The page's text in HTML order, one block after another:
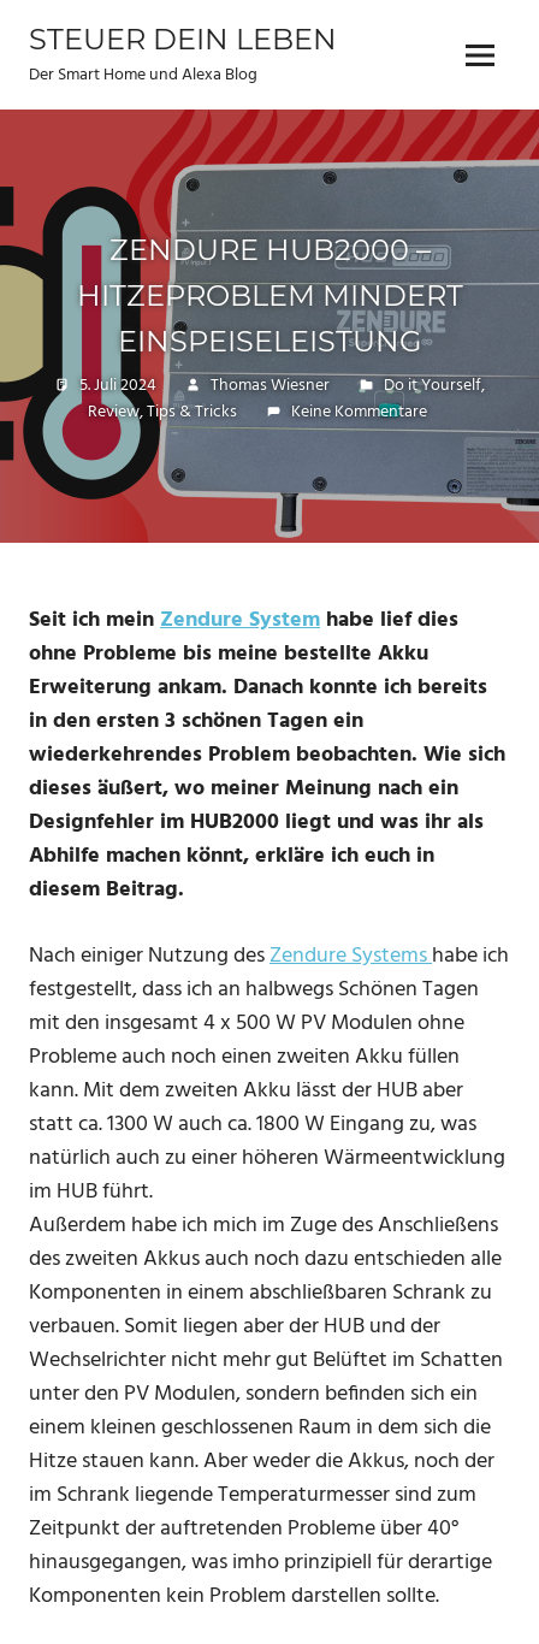
Inhalt
springen
STEUER DEIN LEBEN
Der Smart Home und Alexa Blog Menu
ZENDURE HUB2000 –
HITZEPROBLEM MINDERT
EINSPEISELEISTUNG
5. Juli 2024 Thomas Wiesner Do it Yourself,
Review,Tips & Tricks Keine Kommentare
Seit ich meinZendure System habe lief dies
ohne Probleme bis meine bestellte Akku
Erweiterung ankam. Danach konnte ich bereits
in den ersten 3 schönen Tagen ein
wiederkehrendes Problem beobachten. Wie sich
dieses äußert, wo meiner Meinung nach ein
Designfehler im HUB2000 liegt und was ihr als
Abhilfe machen könnt, erkläre ich euch in
diesem Beitrag.
Nach einiger Nutzung desZendure Systemshabe ich
festgestellt, dass ich an halbwegs Schönen Tagen
mit den insgesamt 4 x 500 W PV Modulen ohne
Probleme auch noch einen zweiten Akku füllen
kann. Mit dem zweiten Akku lässt der HUB aber
statt ca. 1300 W auch ca. 1800 W Eingang zu, was
natürlich auch zu einer höheren Wärmeentwicklung
im HUB führt.
Außerdem habe ich mich im Zuge des Anschließens
des zweiten Akkus auch noch dazu entschieden alle
Komponenten in einem abschließbaren Schrank zu
verbauen. Somit liegen aber der HUB und der
Wechselrichter nicht mehr gut Belüftet im Schatten
unter den PV Modulen, sondern befinden sich ein
einem kleinen geschlossenen Raum in dem sich die
Hitze stauen kann. Aber weder die Akkus, noch der
im Schrank liegende Temperaturmesser sind zum
Zeitpunkt der auftretenden Probleme über 40°
hinausgegangen, was imho prinzipiell für derartige
Komponenten kein Problem darstellen sollte.